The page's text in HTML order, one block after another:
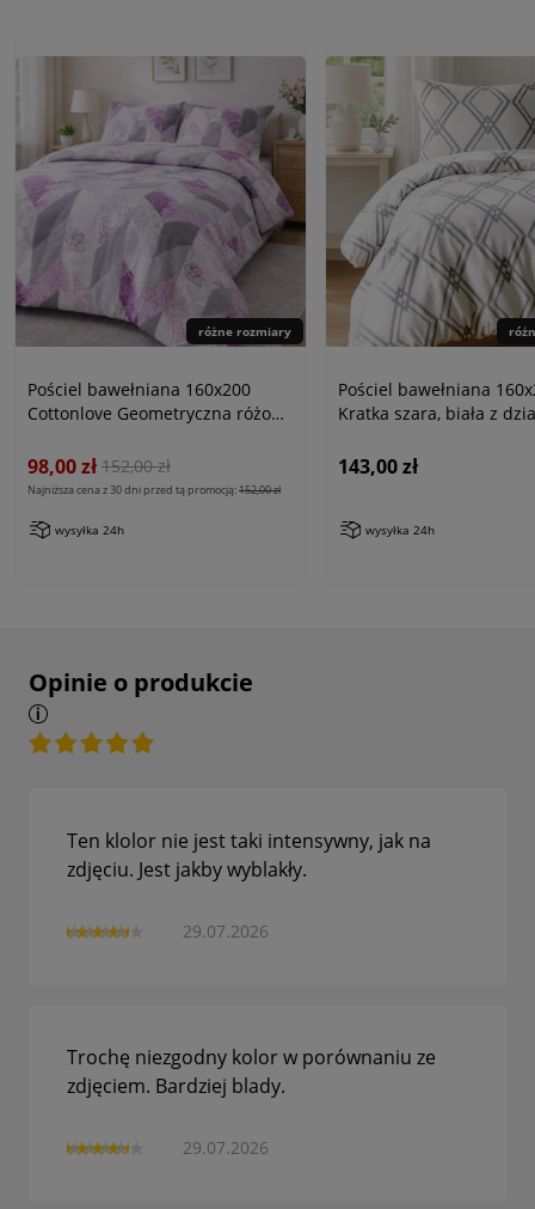
różne rozmiary
Pościel bawełniana 160x200
Cottonlove Geometryczna różowa
98,00 zł 152,00 zł
Najniższa cena z 30 dni przed tą promocją:152,00 zł
wysyłka 24h
Pościel bawełniana
Kratka szara, biała z
143,00 zł
wysyłka 24h
Opinie o produkcie
29.07.2026
Ten klolor nie jest taki intensywny, jak na
zdjęciu. Jest jakby wyblakły.
29.07.2026
Trochę niezgodny kolor w porównaniu ze
zdjęciem. Bardziej blady.